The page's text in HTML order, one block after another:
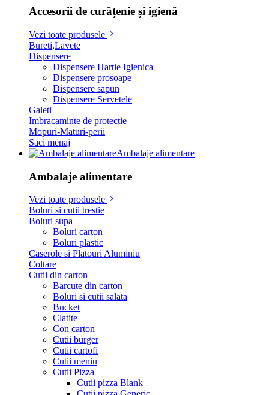
Accesorii de curățenie și igienă
Vezi toate produsele
Bureti,Lavete
Dispensere
Dispensere Hartie Igienica
Dispensere prosoape
Dispensere sapun
Dispensere Servetele
Galeti
Imbracaminte de protectie
Mopuri-Maturi-perii
Saci menaj
Ambalaje alimentare
Ambalaje alimentare
Vezi toate produsele
Boluri si cutii trestie
Boluri supa
Boluri carton
Boluri plastic
Caserole si Platouri Aluminiu
Coltare
Cutii din carton
Barcute din carton
Boluri si cutii salata
Bucket
Clatite
Con carton
Cutii burger
Cutii cartofi
Cutii meniu
Cutii Pizza
Cutii pizza Blank